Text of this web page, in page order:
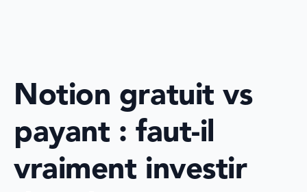
Notion gratuit vs
payant : faut-il
vraiment investir